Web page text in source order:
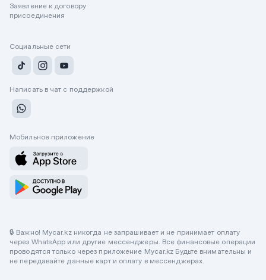
Заявление к договору
присоединения
Социальные сети
Написать в чат с поддержкой
Мобильное приложение
🔒 Важно! Mycar.kz никогда не запрашивает и не принимает оплату
через WhatsApp или другие мессенджеры. Все финансовые операции
проводятся только через приложение Mycar.kz Будьте внимательны и
не передавайте данные карт и оплату в мессенджерах.